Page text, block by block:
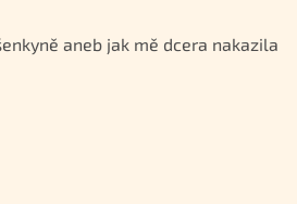
aneb jak mě dcera nakazila